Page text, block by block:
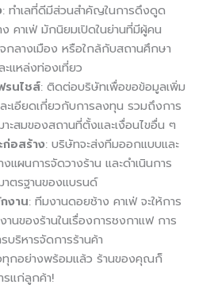
: ทำเลที่ดีมีส่วนสำคัญในการดึงดูด
คาเฟ่ มักนิยมเปิดในย่านที่มีผู้คน
กลางเมือง หรือใกล้กับสถานศึกษา
แหล่งท่องเที่ยว
นไชส์: ติดต่อบริษัทเพื่อขอข้อมูลเพิ่ม
ละเอียดเกี่ยวกับการลงทุน รวมถึงการ
ะสมของสถานที่ตั้งและเงื่อนไขอื่น ๆ
อสร้าง: บริษัทจะส่งทีมออกแบบและ
แผนการจัดวางร้าน และดำเนินการ
าตรฐานของแบรนด์
งาน: ทีมงานดอยช้าง คาเฟ่ จะให้การ
นของร้านในเรื่องการชงกาแฟ การ
บริหารจัดการร้านค้า
ทุกอย่างพร้อมแล้ว ร้านของคุณก็
รแก่ลูกค้า!